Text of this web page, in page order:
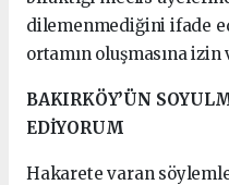
dilemenmediğini ifade
ortamın oluşmasına
BAKIRKÖY’ÜN
EDİYORUM
Hakarete varan